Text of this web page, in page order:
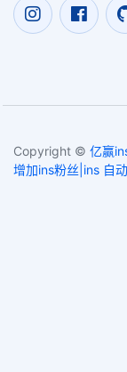
Copyright © 亿赢
增加ins粉丝|ins 自